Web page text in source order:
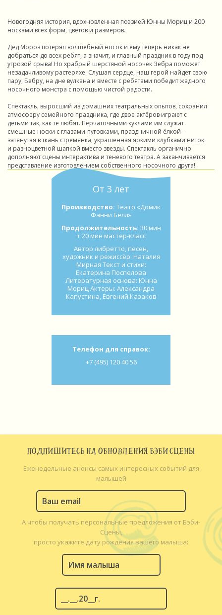
Новогодняя история, вдохновленная поэзией Юнны Мориц и 200
носками всех форм, цветов и размеров.
Дед Мороз потерял волшебный носок и ему теперь никак не
добраться до всех ребят, а значит, и главный праздник в году под
угрозой срыва! Но храбрый шерстяной носочек Зебра поможет
незадачливому растеряхе. Слушая сердце, наш герой найдёт свою
пару, Бебру, на дне вулкана и вместе с ребятами победит жадного
носочного монстра с помощью чистой радости.
Спектакль, выросший из домашних театральных опытов, сохранил
атмосферу семейного праздника, где двое актёров играют с
детьми так, как те любят. Перчаточными куклами им служат
смешные носки с глазами-пуговками, праздничной ёлкой –
затянутая в ткань стремянка, украшенная яркими клубками ниток
и разноцветной шапкой вместо звезды. Спектакль органично
дополняют сцены интерактива и теневого театра. А заканчивается
представление изготовлением собственного носочного друга!
От 3 лет
Производство: Театр «Домик
Фанни Белл»
Продолжительность: 30 мин
+ 20 мин мастер-класс
Автор либретто, песен,
художник и режиссёр: Наталия
Мирная Текст и стихи:
Екатерина Поспелова
Литературная основа: Юнна
Мориц Актеры: Александра
Капустина, Евгений Казаков
Телефон для справок:
+7 (495) 120 40 56
ПОДПИШИТЕСЬ НА ОБНОВЛЕНИЯ БЭБИ СЦЕНЫ
Еженедельные анонсы самых интересных событий для
малышей
А чтобы получать персональные предложения от Бэби-
Сцены,
просто укажите дату рождения вашего малыша: